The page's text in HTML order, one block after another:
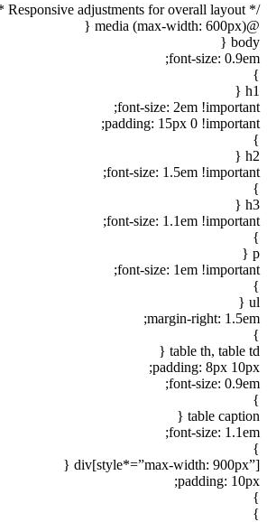
/* Responsive adjustments for overall layout */
@media (max-width: 600px) {
body {
font-size: 0.9em;
}
h1 {
font-size: 2em !important;
padding: 15px 0 !important;
}
h2 {
font-size: 1.5em !important;
}
h3 {
font-size: 1.1em !important;
}
p {
font-size: 1em !important;
}
ul {
margin-right: 1.5em;
}
table th, table td {
padding: 8px 10px;
font-size: 0.9em;
}
table caption {
font-size: 1.1em;
}
div[style*=”max-width: 900px”] {
padding: 10px;
}
}